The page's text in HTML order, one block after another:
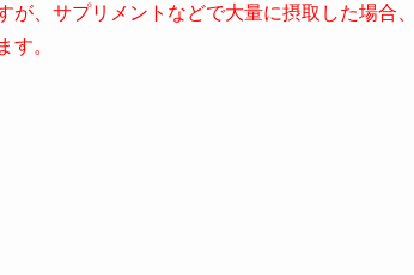
、サプリメントなどで大量に摂取した場合、
す。